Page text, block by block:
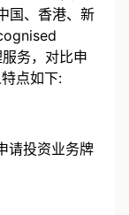
，获
、香港、新
务，对比申
投资业务牌